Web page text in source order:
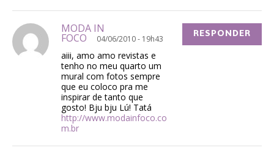
MODA IN
FOCO 04/06/2010 - 19h43
aiii, amo amo revistas e
tenho no meu quarto um
mural com fotos sempre
que eu coloco pra me
inspirar de tanto que
gosto! Bju bju Lú! Tatá
http://www.modainfoco.co
m.br
RESPONDER